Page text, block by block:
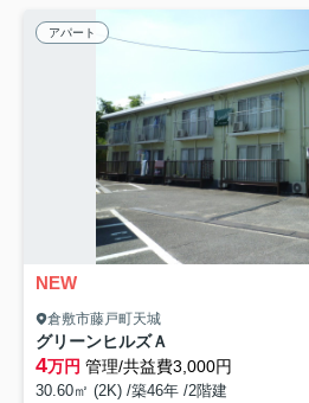
アパート
NEW
倉敷市藤戸町天城
グリーンヒルズＡ
4万円 管理/共益費3,000円
30.60㎡ (2K) /築46年 /2階建